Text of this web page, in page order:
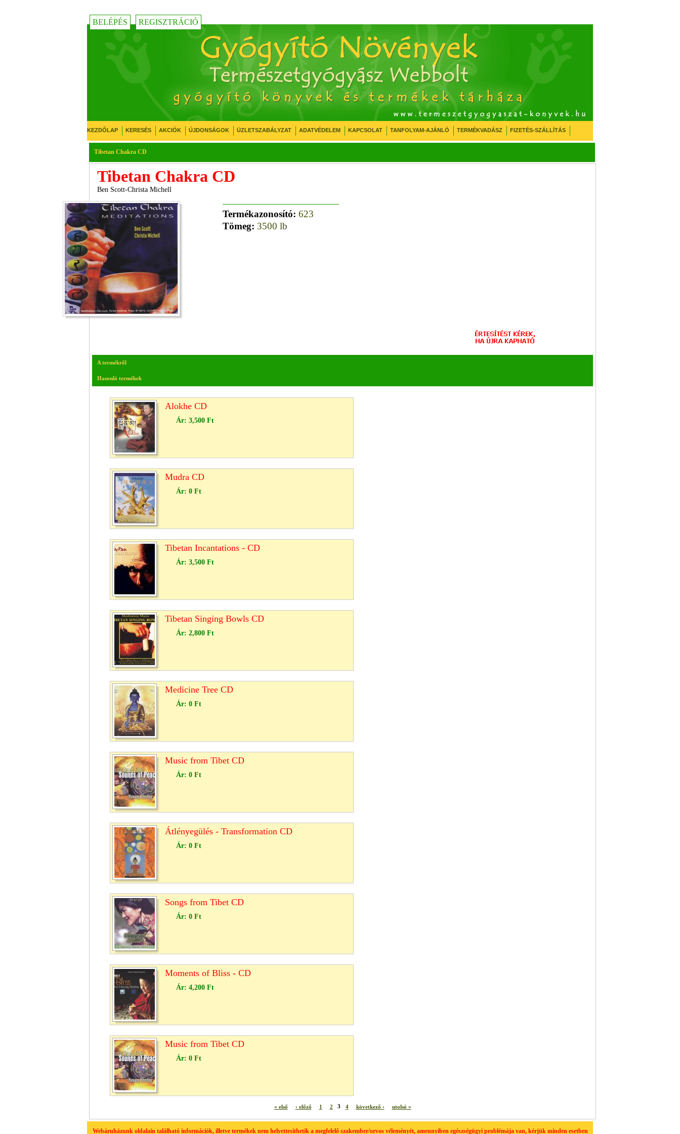
BELÉPÉS REGISZTRÁCIÓ
KEZDŐLAP KERESÉS AKCIÓK ÚJDONSÁGOK ÜZLETSZABÁLYZAT ADATVÉDELEM KAPCSOLAT TANFOLYAM-AJÁNLÓ TERMÉKVADÁSZ FIZETÉS-SZÁLLÍTÁS
Tibetan Chakra CD
Tibetan Chakra CD
Ben Scott-Christa Michell
Termékazonosító: 623
Tömeg: 3500 lb
A termékről
Hasonló termékek
Alokhe CD
Ár: 3,500 Ft
Mudra CD
Ár: 0 Ft
Tibetan Incantations - CD
Ár: 3,500 Ft
Tibetan Singing Bowls CD
Ár: 2,800 Ft
Medicine Tree CD
Ár: 0 Ft
Music from Tibet CD
Ár: 0 Ft
Átlényegülés - Transformation CD
Ár: 0 Ft
Songs from Tibet CD
Ár: 0 Ft
Moments of Bliss - CD
Ár: 4,200 Ft
Music from Tibet CD
Ár: 0 Ft
« első ‹ előző 1 2 3 4 következő › utolsó »
Webáruházunk oldalain található információk, illetve termékek nem helyettesíthetik a megfelelő szakember/orvos véleményét, amennyiben egészségügyi problémája van, kérjük minden esetben